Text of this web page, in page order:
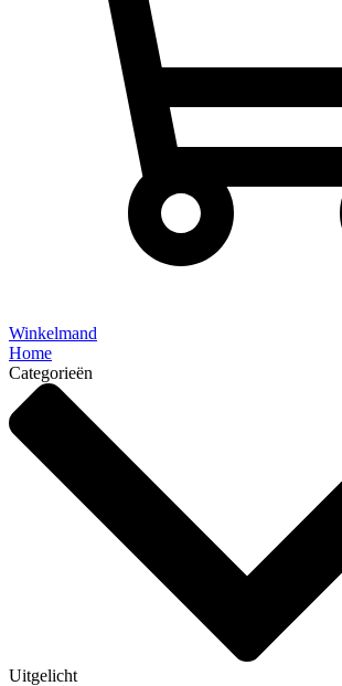
Winkelmand
Home
Categorieën
Uitgelicht